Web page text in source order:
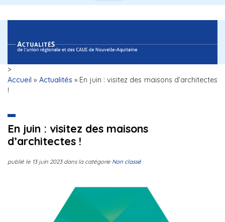
>
Accueil » Actualités » En juin : visitez des maisons d’architectes
!
En juin : visitez des maisons
d’architectes !
publié le 13 juin 2023dans la catégorie Non classé